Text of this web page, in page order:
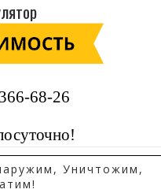
68-26
Уничтожим,